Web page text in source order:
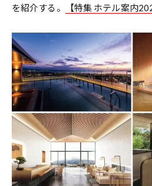
を紹介する。
【特集 ホテル案内